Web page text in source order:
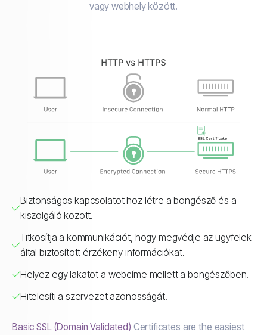
vagy webhely között.
Biztonságos kapcsolatot hoz létre a böngésző és a
kiszolgáló között.
Titkosítja a kommunikációt, hogy megvédje az ügyfelek
által biztosított érzékeny információkat.
Helyez egy lakatot a webcíme mellett a böngészőben.
Hitelesíti a szervezet azonosságát.
Basic SSL (Domain Validated) Certificates are the easiest